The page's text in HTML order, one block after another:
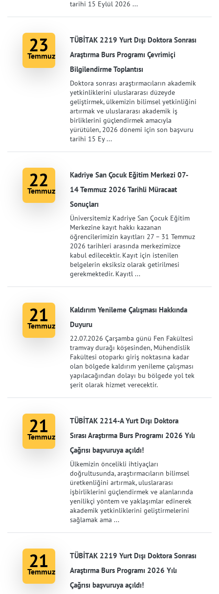
tarihi 15 Eylül 2026 ...
23
Temmuz
TÜBİTAK 2219 Yurt Dışı Doktora Sonrası
Araştırma Burs Programı Çevrimiçi
Bilgilendirme Toplantısı
Doktora sonrası araştırmacıların akademik
yetkinliklerini uluslararası düzeyde
geliştirmek, ülkemizin bilimsel yetkinliğini
artırmak ve uluslararası akademik iş
birliklerini güçlendirmek amacıyla
yürütülen, 2026 dönemi için son başvuru
tarihi 15 Ey ...
22
Temmuz
Kadriye San Çocuk Eğitim Merkezi 07-
14 Temmuz 2026 Tarihli Müracaat
Sonuçları
Üniversitemiz Kadriye San Çocuk Eğitim
Merkezine kayıt hakkı kazanan
öğrencilerimizin kayıtları 27 – 31 Temmuz
2026 tarihleri arasında merkezimizce
kabul edilecektir. Kayıt için istenilen
belgelerin eksiksiz olarak getirilmesi
gerekmektedir. Kayıtl ...
21
Temmuz
Kaldırım Yenileme Çalışması Hakkında
Duyuru
22.07.2026 Çarşamba günü Fen Fakültesi
tramvay durağı köşesinden, Mühendislik
Fakültesi otoparkı giriş noktasına kadar
olan bölgede kaldırım yenileme çalışması
yapılacağından dolayı bu bölgede yol tek
şerit olarak hizmet verecektir.
21
Temmuz
TÜBİTAK 2214-A Yurt Dışı Doktora
Sırası Araştırma Burs Programı 2026 Yılı
Çağrısı başvuruya açıldı!
Ülkemizin öncelikli ihtiyaçları
doğrultusunda, araştırmacıların bilimsel
üretkenliğini artırmak, uluslararası
işbirliklerini güçlendirmek ve alanlarında
yenilikçi yöntem ve yaklaşımlar edinerek
akademik yetkinliklerini geliştirmelerini
sağlamak ama ...
21
Temmuz
TÜBİTAK 2219 Yurt Dışı Doktora Sonrası
Araştırma Burs Programı 2026 Yılı
Çağrısı başvuruya açıldı!